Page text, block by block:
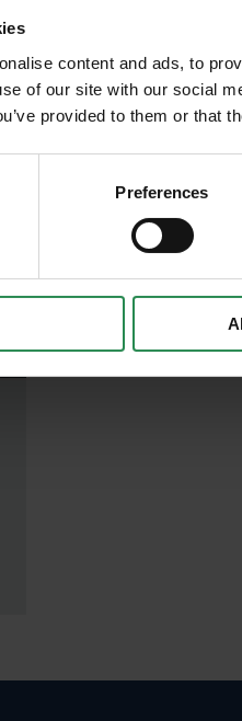
content and ads, to
of our site with our social
provided to them or that
Preferences
Gestione
in anteprima
inerenti scadenze,
in ambito